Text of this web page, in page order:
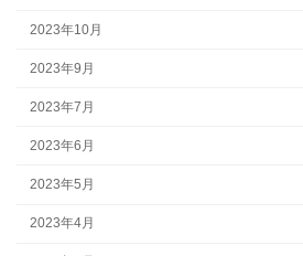
2023年10月
2023年9月
2023年7月
2023年6月
2023年5月
2023年4月